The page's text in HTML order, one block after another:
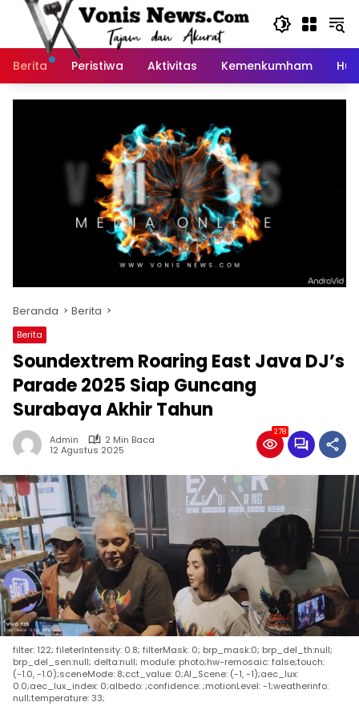
Langsung
Berita
Peristiwa Aktivitas Kemenkumham
Beranda Berita
Berita
Soundextrem Roaring East Java DJ’s
Parade 2025 Siap Guncang
Surabaya Akhir Tahun
Admin
2 Min Baca
12 Agustus 2025
278
filter: 122; fileterIntensity: 0.8; filterMask: 0; brp_mask:0; brp_del_th:null;
brp_del_sen:null; delta:null; module: photo;hw-remosaic: false;touch:
(-1.0, -1.0);sceneMode: 8;cct_value: 0;AI_Scene: (-1, -1);aec_lux:
0.0;aec_lux_index: 0;albedo: ;confidence: ;motionLevel: -1;weatherinfo:
null;temperature: 33;